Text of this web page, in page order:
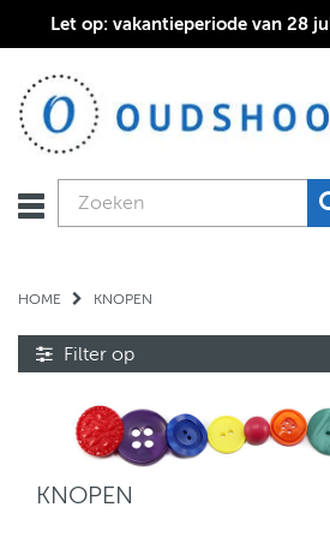
Let op: vakantieperiode van 28
HOME KNOPEN
Filter op
KNOPEN